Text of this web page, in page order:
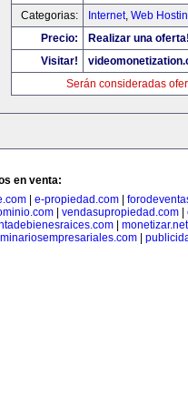
Categorias:
Internet, Web
Precio:
Realizar una
Visitar!
Serán consideradas
en venta:
e-propiedad.com
| vendasupropiedad.com|
monetizar.net